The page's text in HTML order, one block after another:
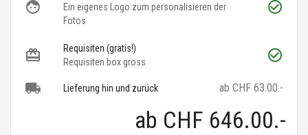
Ein eigenes Logo zum personalisieren der
Fotos
Requisiten (gratis!)
Requisiten box gross
Lieferung hin und zurück ab CHF 63.00.-
ab CHF 646.00.-